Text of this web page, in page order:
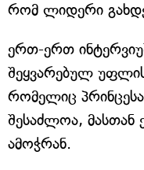
რომ ლიდერი
ერთ-ერთ
შეყვარებულ
რომელიც
შესაძლოა, მასთან
ამოჭრან.